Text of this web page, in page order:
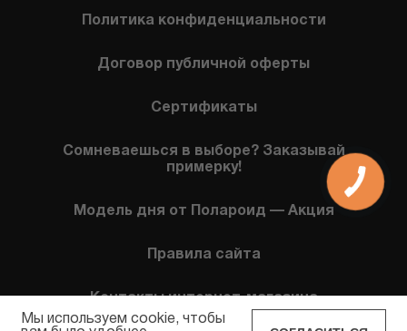
Политика конфиденциальности
Договор публичной оферты
Сертификаты
Сомневаешься в выборе? Заказывай
примерку!
Модель дня от Полароид — Акция
Правила сайта
Контакты интернет-магазина
Мы используем cookie, чтобы
КНОПКА
СВЯЗИ